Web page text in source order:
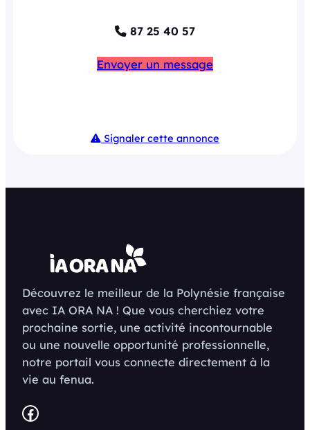
87 25 40 57
Envoyer un message
Signaler cette annonce
Découvrez le meilleur de la Polynésie française
avec IA ORA NA ! Que vous cherchiez votre
prochaine sortie, une activité incontournable
ou une nouvelle opportunité professionnelle,
notre portail vous connecte directement à la
vie au fenua.
Facebook